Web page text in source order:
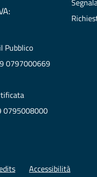
Pubblico
0797000669
0795008000
Accessibilità